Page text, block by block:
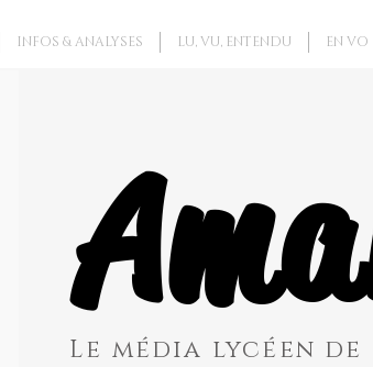
INFOS & ANALYSES LU, VU, ENTENDU EN VO
Le média lycéen